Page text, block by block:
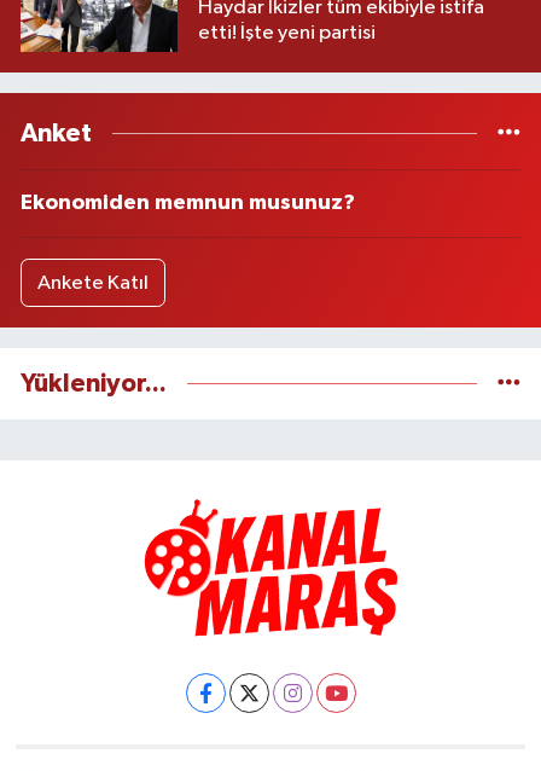
Haydar İkizler tüm ekibiyle istifa
etti! İşte yeni partisi
Anket
Ekonomiden memnun musunuz?
Ankete Katıl
Yükleniyor...